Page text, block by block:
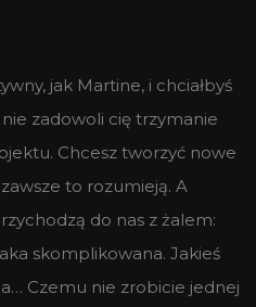
jak Martine, i chciałbyś
zadowoli cię trzymanie
Chcesz tworzyć nowe
to rozumieją. A
do nas z żalem:
skomplikowana. Jakieś
Czemu nie zrobicie jednej